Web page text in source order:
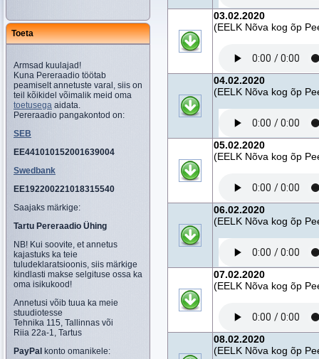
Toeta
Armsad kuulajad!
Kuna Pereraadio töötab
peamiselt annetuste varal, siis on
teil kõikidel võimalik meid oma
toetusega aidata.
Pereraadio pangakontod on:
SEB
EE441010152001639004
Swedbank
EE192200221018315540
Saajaks märkige:
Tartu Pereraadio Ühing
NB! Kui soovite, et annetus
kajastuks ka teie
tuludeklaratsioonis, siis märkige
kindlasti makse selgituse ossa ka
oma isikukood!
Annetusi võib tuua ka meie
stuudiotesse
Tehnika 115, Tallinnas või
Riia 22a-1, Tartus
PayPal konto omanikele:
03.02.2020
(EELK Nõva kog õp
04.02.2020
(EELK Nõva kog õp
05.02.2020
(EELK Nõva kog õp
06.02.2020
(EELK Nõva kog õp
07.02.2020
(EELK Nõva kog õp
08.02.2020
(EELK Nõva kog õp